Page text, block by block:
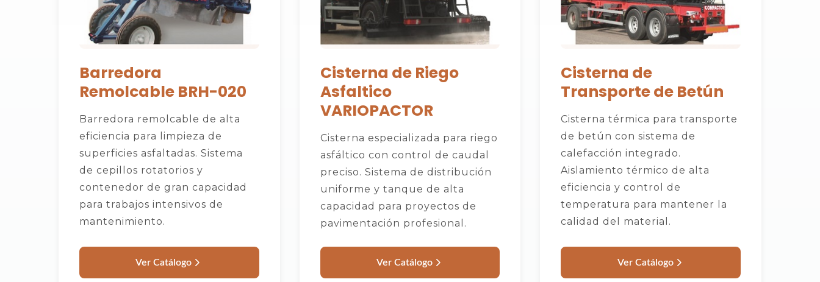
Barredora
Remolcable BRH-020
Barredora remolcable de alta
eficiencia para limpieza de
superficies asfaltadas. Sistema
de cepillos rotatorios y
contenedor de gran capacidad
para trabajos intensivos de
mantenimiento.
Ver Catálogo
Cisterna de Riego
Asfaltico
VARIOPACTOR
Cisterna especializada para riego
asfáltico con control de caudal
preciso. Sistema de distribución
uniforme y tanque de alta
capacidad para proyectos de
pavimentación profesional.
Ver Catálogo
Cisterna de
Transporte de Betún
Cisterna térmica para transporte
de betún con sistema de
calefacción integrado.
Aislamiento térmico de alta
eficiencia y control de
temperatura para mantener la
calidad del material.
Ver Catálogo